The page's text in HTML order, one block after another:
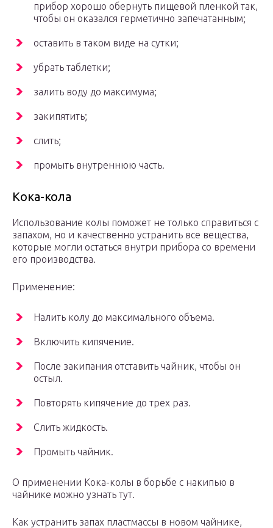
прибор хорошо обернуть пищевой пленкой так,
чтобы он оказался герметично запечатанным;
оставить в таком виде на сутки;
убрать таблетки;
залить воду до максимума;
закипятить;
слить;
промыть внутреннюю часть.
Кока-кола
Использование колы поможет не только справиться с
запахом, но и качественно устранить все вещества,
которые могли остаться внутри прибора со времени
его производства.
Применение:
Налить колу до максимального объема.
Включить кипячение.
После закипания отставить чайник, чтобы он
остыл.
Повторять кипячение до трех раз.
Слить жидкость.
Промыть чайник.
О применении Кока-колы в борьбе с накипью в
чайнике можно узнать тут.
Как устранить запах пластмассы в новом чайнике,